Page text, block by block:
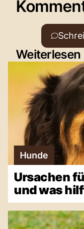
Weiterlesen
Hunde
Ursachen
und was